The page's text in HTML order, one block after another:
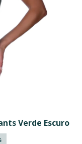
Verde Escuro